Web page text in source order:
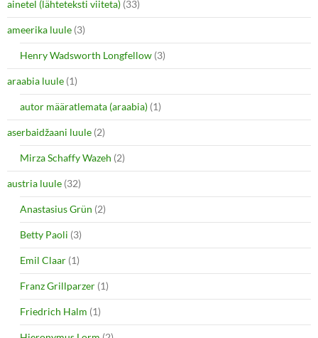
ainetel (lähteteksti viiteta) (33)
ameerika luule (3)
Henry Wadsworth Longfellow (3)
araabia luule (1)
autor määratlemata (araabia) (1)
aserbaidžaani luule (2)
Mirza Schaffy Wazeh (2)
austria luule (32)
Anastasius Grün (2)
Betty Paoli (3)
Emil Claar (1)
Franz Grillparzer (1)
Friedrich Halm (1)